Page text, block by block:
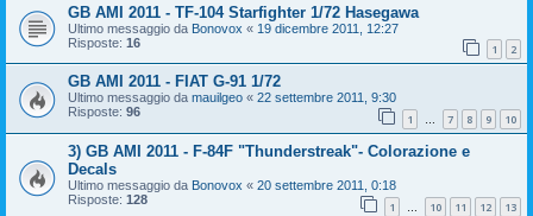
GB AMI 2011 - TF-104 Starfighter 1/72 Hasegawa
Ultimo messaggio da Bonovox « 19 dicembre 2011, 12:27
Risposte: 16 1 2
GB AMI 2011 - FIAT G-91 1/72
Ultimo messaggio da mauilgeo « 22 settembre 2011, 9:30
Risposte: 96 1 … 7 8 9 10
3) GB AMI 2011 - F-84F "Thunderstreak"- Colorazione e
Decals
Ultimo messaggio da Bonovox « 20 settembre 2011, 0:18
Risposte: 128 1 … 10 11 12 13